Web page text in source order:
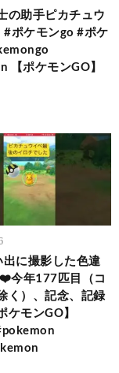
の助手ピカチュウ
ポケモンgo #ポケ
【ポケモンGO】
に撮影した色違
今年177匹目（コ
く）、記念、記録
ケモンGO】